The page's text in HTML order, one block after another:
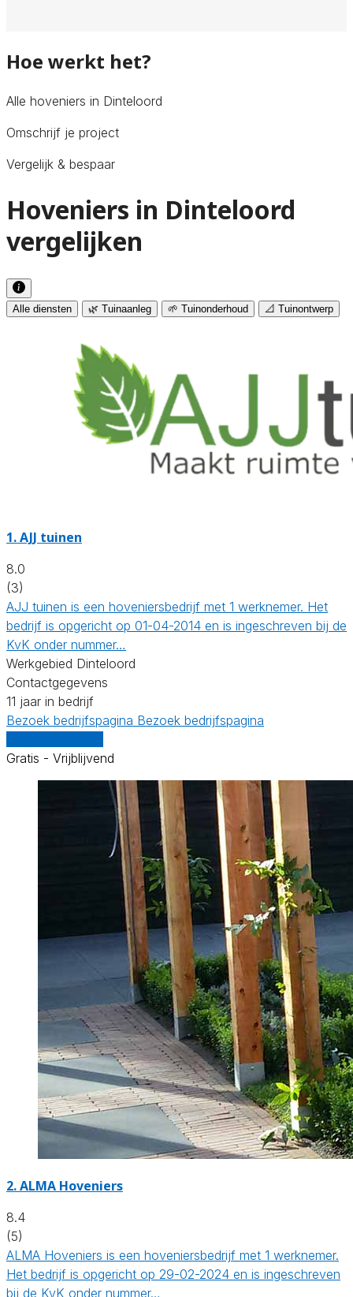
Hoe werkt het?
Alle hoveniers in Dinteloord
Omschrijf je project
Vergelijk & bespaar
Hoveniers in Dinteloord
vergelijken
Alle diensten 🌿 Tuinaanleg 🌱 Tuinonderhoud 📐 Tuinontwerp
1.AJJ tuinen
8.0
(3)
AJJ tuinen is een hoveniersbedrijf met 1 werknemer. Het
bedrijf is opgericht op 01-04-2014 en is ingeschreven bij de
KvK onder nummer…
Werkgebied Dinteloord
Contactgegevens
11 jaar in bedrijf
Bezoek bedrijfspagina Bezoek bedrijfspagina
Gratis - Vrijblijvend
2.ALMA Hoveniers
8.4
(5)
ALMA Hoveniers is een hoveniersbedrijf met 1 werknemer.
Het bedrijf is opgericht op 29-02-2024 en is ingeschreven
bij de KvK onder nummer…